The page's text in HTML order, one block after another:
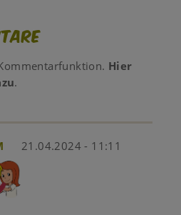
Hier
.
21.04.2024 - 11:11